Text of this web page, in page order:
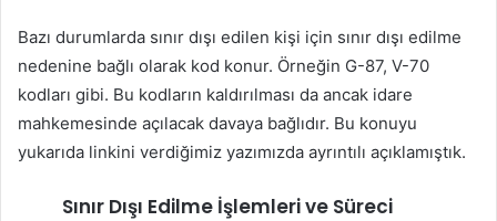
Bazı durumlarda sınır dışı edilen kişi için sınır dışı edilme
nedenine bağlı olarak kod konur. Örneğin G-87, V-70
kodları gibi. Bu kodların kaldırılması da ancak idare
mahkemesinde açılacak davaya bağlıdır. Bu konuyu
yukarıda linkini verdiğimiz yazımızda ayrıntılı açıklamıştık.
Sınır Dışı Edilme İşlemleri ve Süreci